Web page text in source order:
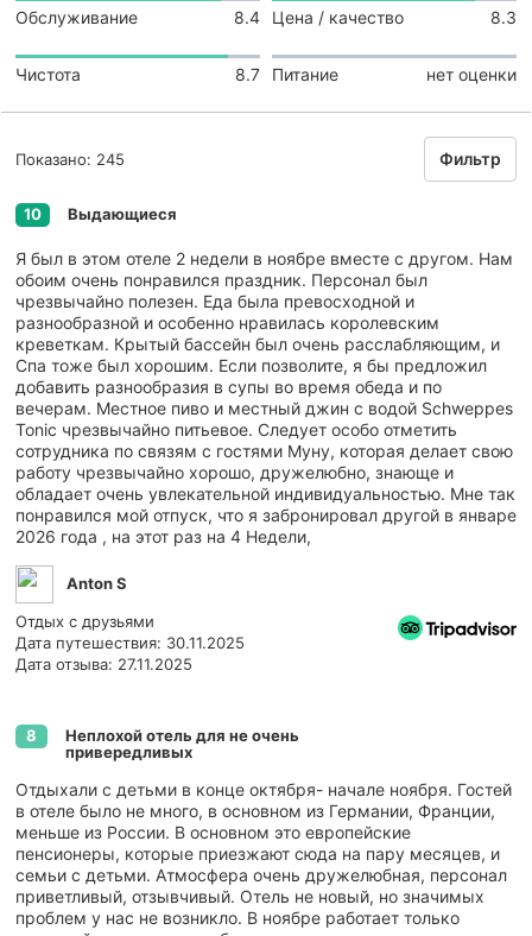
Обслуживание 8.4 Цена / качество 8.3
Чистота 8.7 Питание нет оценки
Показано: 245 Фильтр
10 Выдающиеся
Я был в этом отеле 2 недели в ноябре вместе с другом. Нам
обоим очень понравился праздник. Персонал был
чрезвычайно полезен. Еда была превосходной и
разнообразной и особенно нравилась королевским
креветкам. Крытый бассейн был очень расслабляющим, и
Спа тоже был хорошим. Если позволите, я бы предложил
добавить разнообразия в супы во время обеда и по
вечерам. Местное пиво и местный джин с водой Schweppes
Tonic чрезвычайно питьевое. Следует особо отметить
сотрудника по связям с гостями Муну, которая делает свою
работу чрезвычайно хорошо, дружелюбно, знающе и
обладает очень увлекательной индивидуальностью. Мне так
понравился мой отпуск, что я забронировал другой в январе
2026 года , на этот раз на 4 Недели,
Anton S
Отдых с друзьями
Дата путешествия: 30.11.2025
Дата отзыва: 27.11.2025
8
Неплохой отель для не очень
привередливых
Отдыхали с детьми в конце октября- начале ноября. Гостей
в отеле было не много, в основном из Германии, Франции,
меньше из России. В основном это европейские
пенсионеры, которые приезжают сюда на пару месяцев, и
семьи с детьми. Атмосфера очень дружелюбная, персонал
приветливый, отзывчивый. Отель не новый, но значимых
проблем у нас не возникло. В ноябре работает только